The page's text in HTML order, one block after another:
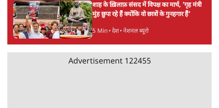
शाह के ख़िलाफ़ संसद में विपक्ष का मार्च, 'गृह मंत्री
मुंह छुपा रहे हैं क्योंकि वो छात्रों के गुनहगार हैं'
5 Min• देश• नेशनल ब्यूरो
Advertisement 122455